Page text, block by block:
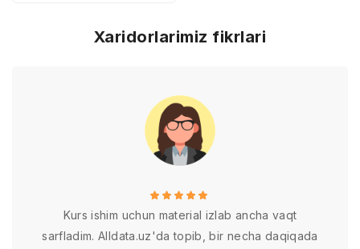
Xaridorlarimiz fikrlari
Kurs ishim uchun material izlab ancha vaqt
sarfladim. Alldata.uz'da topib, bir necha daqiqada